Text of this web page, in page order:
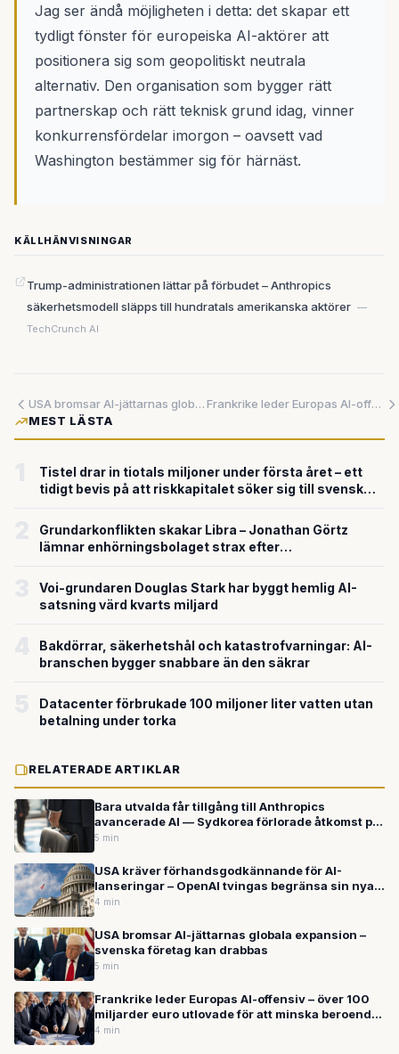
Jag ser ändå möjligheten i detta: det skapar ett
tydligt fönster för europeiska AI-aktörer att
positionera sig som geopolitiskt neutrala
alternativ. Den organisation som bygger rätt
partnerskap och rätt teknisk grund idag, vinner
konkurrensfördelar imorgon – oavsett vad
Washington bestämmer sig för härnäst.
KÄLLHÄNVISNINGAR
Trump-administrationen lättar på förbudet – Anthropics
säkerhetsmodell släpps till hundratals amerikanska aktörer —
TechCrunch AI
USA bromsar AI-jättarnas globala expansion – svenska företag kan drabbas
Frankrike leder Europas AI-offensiv – över 100 miljarder euro utlovade för att minska beroendet av USA
MEST LÄSTA
Tistel drar in tiotals miljoner under första året – ett
tidigt bevis på att riskkapitalet söker sig till svensk
Grundarkonflikten skakar Libra – Jonathan Görtz
lämnar enhörningsbolaget strax efter
Voi-grundaren Douglas Stark har byggt hemlig AI-
satsning värd kvarts miljard
Bakdörrar, säkerhetshål och katastrofvarningar: AI-
branschen bygger snabbare än den säkrar
Datacenter förbrukade 100 miljoner liter vatten utan
betalning under torka
RELATERADE ARTIKLAR
Bara utvalda får tillgång till Anthropics
avancerade AI — Sydkorea förlorade åtkomst på
grund av Kinakopplingar
5 min
USA kräver förhandsgodkännande för AI-
lanseringar – OpenAI tvingas begränsa sin nya
modellgeneration GPT-5.6
4 min
USA bromsar AI-jättarnas globala expansion –
svenska företag kan drabbas
5 min
Frankrike leder Europas AI-offensiv – över 100
miljarder euro utlovade för att minska beroendet
av USA
4 min